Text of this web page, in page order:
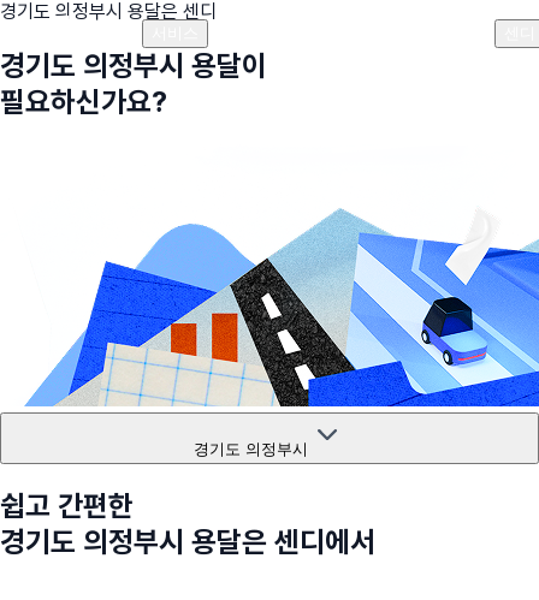
경기도 의정부시 용달은 센디
경기도 의정부시 용달이
필요하신가요?
경기도 의정부시
쉽고 간편한
경기도 의정부시 용달은 센디에서